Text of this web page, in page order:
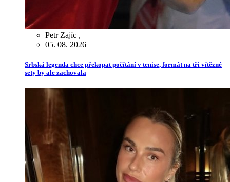
Petr Zajíc ,
05. 08. 2026
Srbská legenda chce překopat počítání v tenise, formát na tři vítězné
sety by ale zachovala